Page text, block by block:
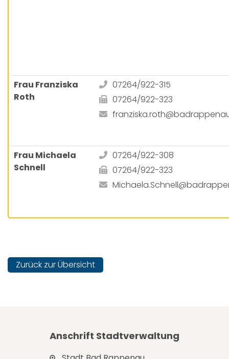
Frau Franziska
Roth
07264/922-315
07264/922-323
Frau Michaela
Schnell
07264/922-308
07264/922-323
Zurück zur Übersicht
Anschrift Stadtverwaltung